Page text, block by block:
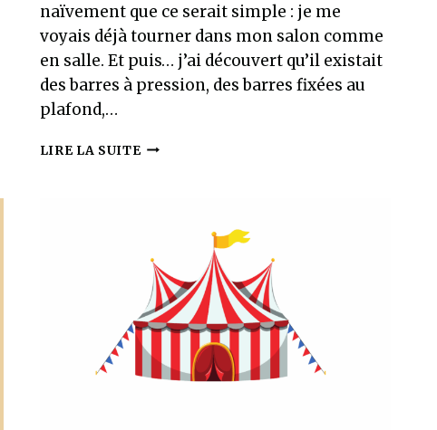
naïvement que ce serait simple : je me
voyais déjà tourner dans mon salon comme
en salle. Et puis… j’ai découvert qu’il existait
des barres à pression, des barres fixées au
plafond,…
LIRE LA SUITEBARRE
COMMENT
CHOISIR
LA
MEILLEURE
POUR
S’ENTRAÎNER
CHEZ
SOI